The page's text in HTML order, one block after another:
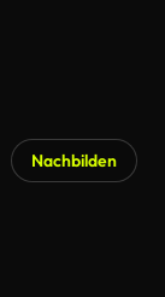
Nachbilden